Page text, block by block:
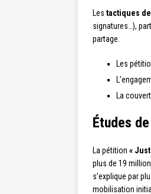
Les tactiques
signatures…),
partage.
Les
La
Études
La pétition «
plus de 19
s’explique par
mobilisation